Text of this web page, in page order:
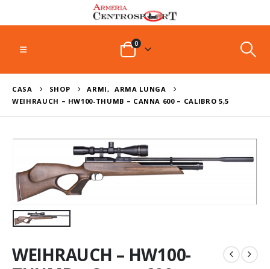
0
CASA SHOP ARMI,
ARMA LUNGA
WEIHRAUCH – HW100-THUMB – CANNA 600 – CALIBRO 5,5
WEIHRAUCH – HW100-